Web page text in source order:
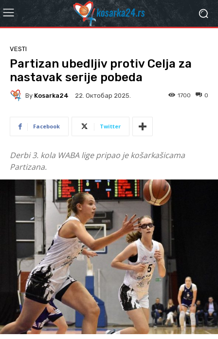
VESTI
Partizan ubedljiv protiv Celja za
nastavak serije pobeda
By Kosarka24 22. Октобар 2025. 0
1700
Facebook Twitter
Derbi 3. kola WABA lige pripao je košarkašicama
Partizana.